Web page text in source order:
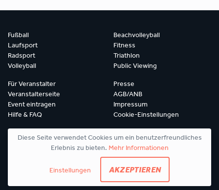
Fußball
Laufsport
Radsport
Volleyball
Beachvolleyball
Fitness
Triathlon
Public Viewing
Für Veranstalter
Veranstalterseite
Event eintragen
Hilfe & FAQ
Presse
AGB/ANB
Impressum
Cookie-Einstellungen
© 2026 sportevenz.com
Diese Seite verwendet Cookies um ein benutzerfreundliches
Erlebnis zu bieten. Mehr Informationen
Einstellungen AKZEPTIEREN